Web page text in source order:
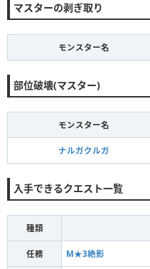
マスターの剥ぎ取り
モンスター名
部位破壊(マスター)
モンスター名
ナルガクルガ
入手できるクエスト一覧
種類
任務 M★3絶影